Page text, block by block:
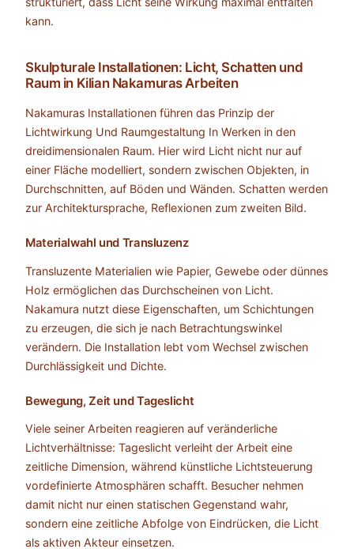
kann.
Skulpturale Installationen: Licht, Schatten und
Raum in Kilian Nakamuras Arbeiten
Nakamuras Installationen führen das Prinzip der
Lichtwirkung Und Raumgestaltung In Werken in den
dreidimensionalen Raum. Hier wird Licht nicht nur auf
einer Fläche modelliert, sondern zwischen Objekten, in
Durchschnitten, auf Böden und Wänden. Schatten werden
zur Architektursprache, Reflexionen zum zweiten Bild.
Materialwahl und Transluzenz
Transluzente Materialien wie Papier, Gewebe oder dünnes
Holz ermöglichen das Durchscheinen von Licht.
Nakamura nutzt diese Eigenschaften, um Schichtungen
zu erzeugen, die sich je nach Betrachtungswinkel
verändern. Die Installation lebt vom Wechsel zwischen
Durchlässigkeit und Dichte.
Bewegung, Zeit und Tageslicht
Viele seiner Arbeiten reagieren auf veränderliche
Lichtverhältnisse: Tageslicht verleiht der Arbeit eine
zeitliche Dimension, während künstliche Lichtsteuerung
vordefinierte Atmosphären schafft. Besucher nehmen
damit nicht nur einen statischen Gegenstand wahr,
sondern eine zeitliche Abfolge von Eindrücken, die Licht
als aktiven Akteur einsetzen.